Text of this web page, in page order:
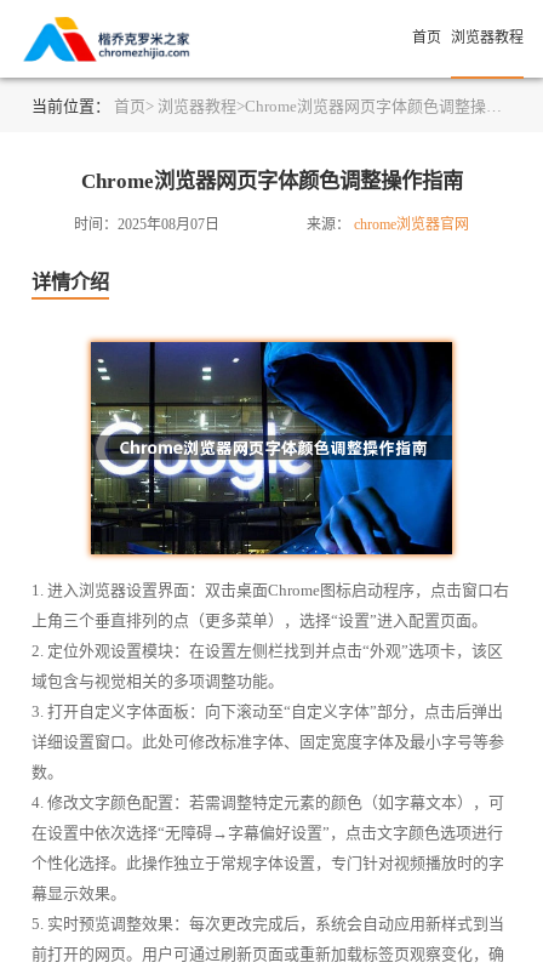
首页 浏览器教程
当前位置： 首页> 浏览器教程>Chrome浏览器网页字体颜色调整操作指南
Chrome浏览器网页字体颜色调整操作指南
时间：2025年08月07日 来源： chrome浏览器官网
详情介绍
1. 进入浏览器设置界面：双击桌面Chrome图标启动程序，点击窗口右
上角三个垂直排列的点（更多菜单），选择“设置”进入配置页面。
2. 定位外观设置模块：在设置左侧栏找到并点击“外观”选项卡，该区
域包含与视觉相关的多项调整功能。
3. 打开自定义字体面板：向下滚动至“自定义字体”部分，点击后弹出
详细设置窗口。此处可修改标准字体、固定宽度字体及最小字号等参
数。
4. 修改文字颜色配置：若需调整特定元素的颜色（如字幕文本），可
在设置中依次选择“无障碍→字幕偏好设置”，点击文字颜色选项进行
个性化选择。此操作独立于常规字体设置，专门针对视频播放时的字
幕显示效果。
5. 实时预览调整效果：每次更改完成后，系统会自动应用新样式到当
前打开的网页。用户可通过刷新页面或重新加载标签页观察变化，确